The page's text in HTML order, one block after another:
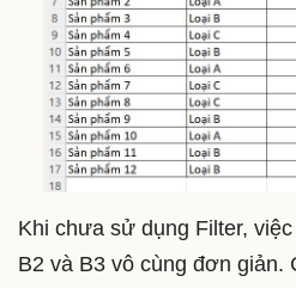
Khi chưa sử dụng Filter,
B2 và B3 vô cùng đơn giản.